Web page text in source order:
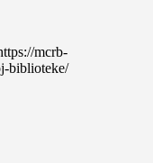
mcrb-
biblioteke/